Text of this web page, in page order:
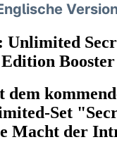
Unlimited
dem
Macht der